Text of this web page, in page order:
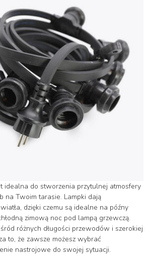
idealna do stworzenia przytulnej atmosfery
na Twoim tarasie. Lampki dają
dzięki czemu są idealne na późny
zimową noc pod lampą grzewczą.
różnych długości przewodów i szerokiej
to, że zawsze możesz wybrać
nastrojowe do swojej sytuacji.